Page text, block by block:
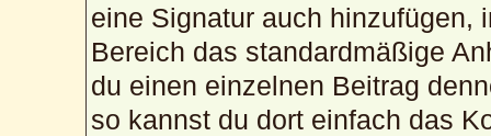
eine Signatur auch hinzufügen,
Bereich das standardmäßige
du einen einzelnen Beitrag
so kannst du dort einfach das